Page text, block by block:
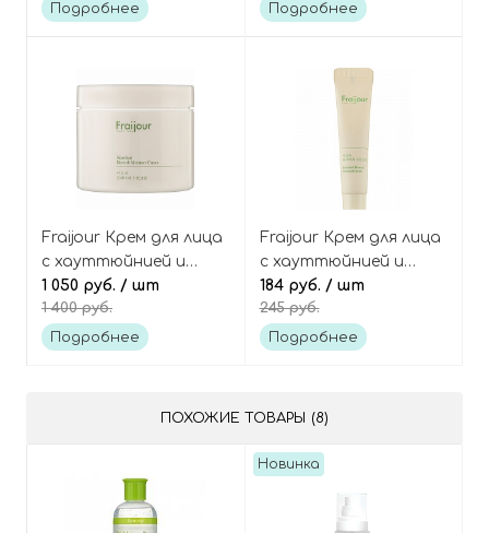
кислотой и
Подробнее
Подробнее
Fraijour Крем для лица
с хауттюйнией и
алоэ вера Heartleaf
Blemish Moisture
Cream
1 050 руб. / шт
1 400 руб.
Подробнее
Fraijour Крем для лица
с хауттюйнией и
алоэ вера (мини)
Heartleaf Blemish
Moisture Cream mini
184 руб. / шт
245 руб.
Подробнее
ПОХОЖИЕ ТОВАРЫ (8)
Новинка